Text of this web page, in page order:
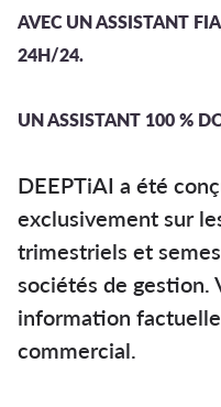
AVEC UN ASSISTANT
24H/24.
UN ASSISTANT 100 %
DEEPTiAI a été
exclusivement sur
trimestriels et
sociétés de gestion.
information
commercial.